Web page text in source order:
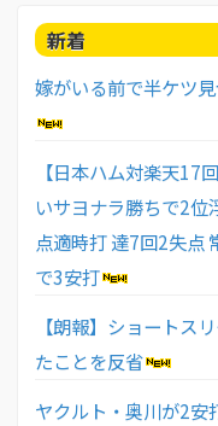
新着
嫁がいる前で半ケツ
【日本ハム対楽天17
いサヨナラ勝ちで2位
点適時打 達7回2失点
で3安打
【朗報】ショートス
たことを反省
ヤクルト・奥川が2安